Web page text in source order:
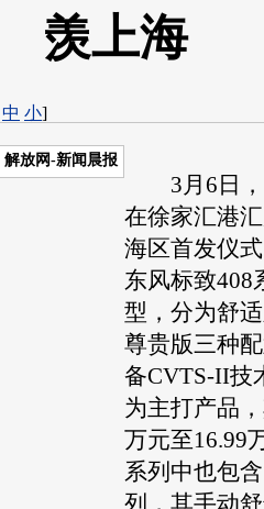
羡上海
中 小]
解放网-新闻晨报
3月6日，
在徐家汇港
海区首发仪
东风标致408
型，分为舒
尊贵版三种
备CVTS-II技
为主打产品
万元至16.99
系列中也包
列，其手动